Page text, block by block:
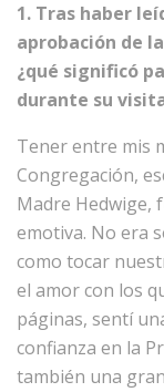
1. Tras haber
aprobación de
¿qué significó
durante su
Tener entre mis
Congregación,
Madre Hedwige,
emotiva. No era
como tocar
el amor con los
páginas, sentí
confianza en la
también una